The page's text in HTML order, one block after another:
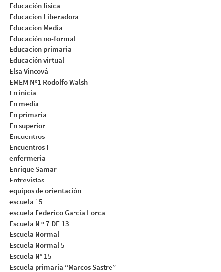
Educación física
Educacion Liberadora
Educacion Media
Educación no-formal
Educacion primaria
Educación virtual
Elsa Vincová
EMEM Nº1 Rodolfo Walsh
En inicial
En media
En primaria
En superior
Encuentros
Encuentros I
enfermeria
Enrique Samar
Entrevistas
equipos de orientación
escuela 15
escuela Federico Garcia Lorca
Escuela N º 7 DE 13
Escuela Normal
Escuela Normal 5
Escuela N° 15
Escuela primaria “Marcos Sastre”